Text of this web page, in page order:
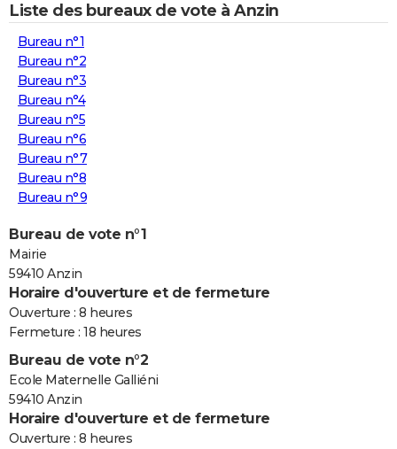
S'inscrire
Se connecter
Lycées
Collèges
Primaires
Universités
Entreprises
Service militaire
Avis de recherche
AVIS DE DÉCÈS
FORUM
Bricolage
Lifestyle
Culture
Sport
Auto
Television
Voyage
Cinema
Liste des bureaux de vote à Anzin
Bureau n°1
Bureau n°2
Bureau n°3
Bureau n°4
Bureau n°5
Bureau n°6
Bureau n°7
Bureau n°8
Bureau n°9
Bureau de vote n°1
Mairie
59410 Anzin
Horaire d'ouverture et de fermeture
Ouverture : 8 heures
Fermeture : 18 heures
Bureau de vote n°2
Ecole Maternelle Galliéni
59410 Anzin
Horaire d'ouverture et de fermeture
Ouverture : 8 heures